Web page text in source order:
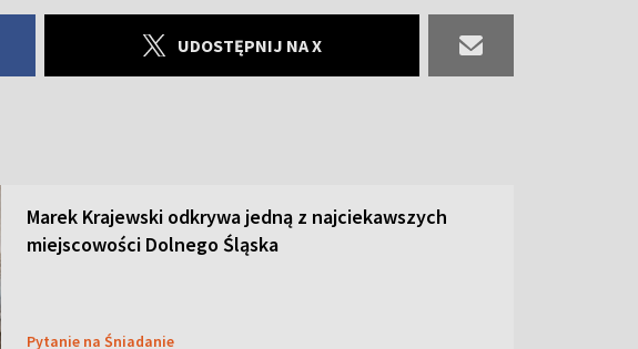
UDOSTĘPNIJ NA X
Marek Krajewski odkrywa jedną z najciekawszych
miejscowości Dolnego Śląska
Pytanie na Śniadanie